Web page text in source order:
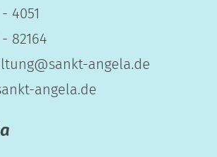
4051
82164
angela.de
angela.de